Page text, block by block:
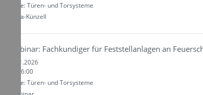
Kategorie: Türen- und Torsysteme
Ort: Fulda-Künzell
Webinar: Fachkundiger für Feststellanlagen an
Mi. 25.11.2026
09:00 - 16:00
Kategorie: Türen- und Torsysteme